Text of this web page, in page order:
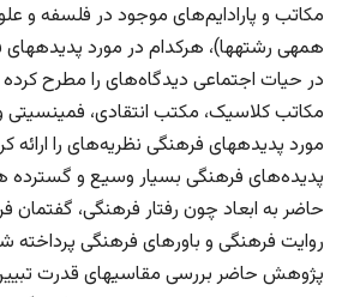
مکاتب و پارادایم‌های موجود در فلسفه و
همه­ی رشته­ها)، هرکدام در مورد پدیده­های
در حیات اجتماعی دیدگاه‌های را مطرح کرده
مکاتب کلاسیک، مکتب انتقادی،
مورد پدیده­های فرهنگی نظریه‌های را ارائه
پدیده‌های فرهنگی بسیار وسیع و گسترده
حاضر به ابعاد چون رفتار فرهنگی، گفتمان
روایت فرهنگی و باورهای فرهنگی
پژوهش حاضر بررسی مقاسیه­ای قدرت